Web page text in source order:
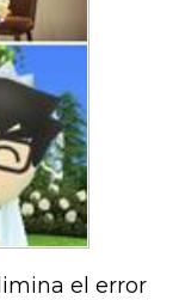
el error